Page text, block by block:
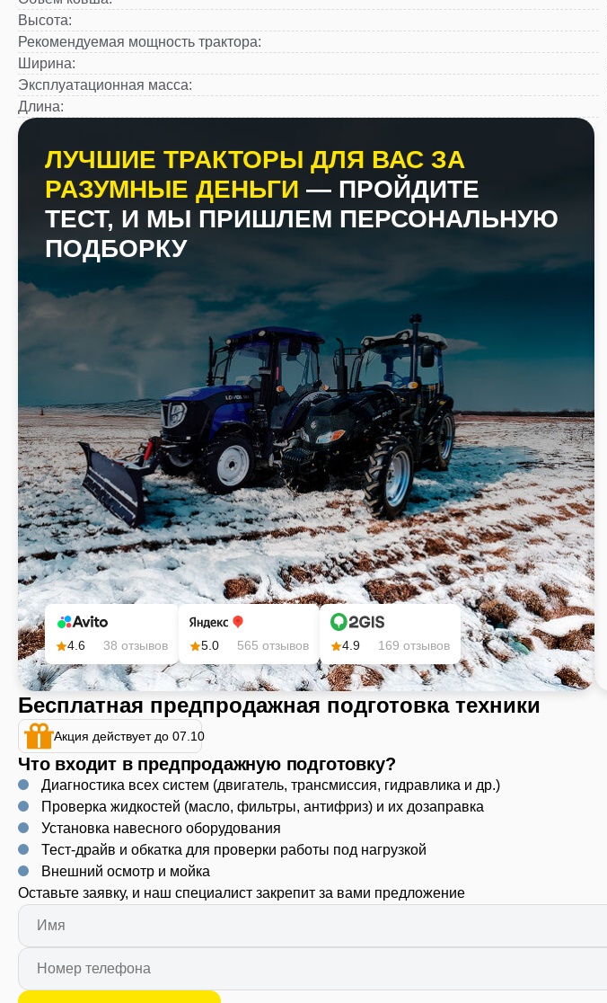
Высота:
Рекомендуемая мощность трактора:
Ширина:
Эксплуатационная масса:
Длина:
ЛУЧШИЕ ТРАКТОРЫ ДЛЯ ВАС ЗА
РАЗУМНЫЕ ДЕНЬГИ — ПРОЙДИТЕ
ТЕСТ, И МЫ ПРИШЛЕМ ПЕРСОНАЛЬНУЮ
ПОДБОРКУ
4.6 38 отзывов 5.0 565 отзывов 4.9 169 отзывов
Бесплатная предпродажная подготовка техники
Акция действует до 07.10
Что входит в предпродажную подготовку?
Диагностика всех систем (двигатель, трансмиссия, гидравлика и др.)
Проверка жидкостей (масло, фильтры, антифриз) и их дозаправка
Установка навесного оборудования
Тест-драйв и обкатка для проверки работы под нагрузкой
Внешний осмотр и мойка
Оставьте заявку, и наш специалист закрепит за вами предложение